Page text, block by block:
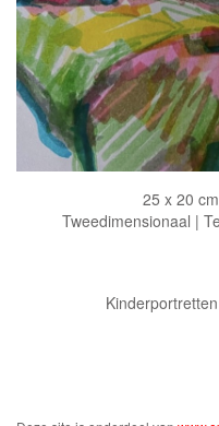
25 x 20
Tweedimensionaal |